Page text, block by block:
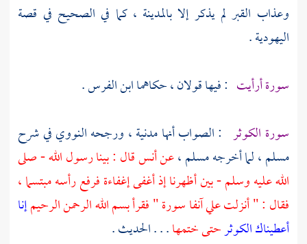
وعذاب القبر لم يذكر إلا بالمدينة ، كما في الصحيح في قصة
اليهودية .
سورة أرأيت : فيها قولان ، حكاهماابن الفرس.
سورة الكوثر : الصواب أنها مدنية ، ورجحهالنوويفي شرح
مسلم، لما أخرجهمسلم ،عنأنسقال : بينا رسول الله - صلى
الله عليه وسلم - بين أظهرنا إذ أغفى إغفاءة فرفع رأسه مبتسما ،
فقال : " أنزلت علي آنفا سورة " فقرأ بسم الله الرحمن الرحيمإنا
أعطيناك الكوثرحتى ختمها. . . الحديث .